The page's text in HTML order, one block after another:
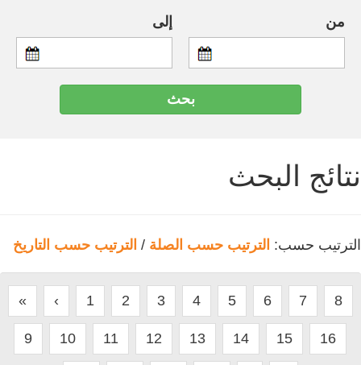
من إلى
نتائج البحث
الترتيب حسب: الترتيب حسب الصلة / الترتيب حسب التاريخ
« ‹ 1 2 3 4 5 6 7 8
9 10 11 12 13 14 15 16